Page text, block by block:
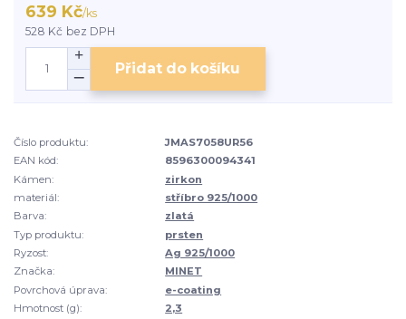
639 Kč/ks
528 Kč bez DPH
Přidat do košíku
Číslo produktu:
JMAS7058UR56
EAN kód:
8596300094341
Kámen:
zirkon
materiál:
stříbro 925/1000
Barva:
zlatá
Typ produktu:
prsten
Ryzost:
Ag 925/1000
Značka:
MINET
Povrchová úprava:
e-coating
Hmotnost (g):
2,3